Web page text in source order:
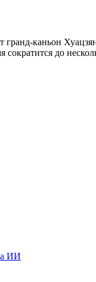
гранд-каньон
до
ИИ